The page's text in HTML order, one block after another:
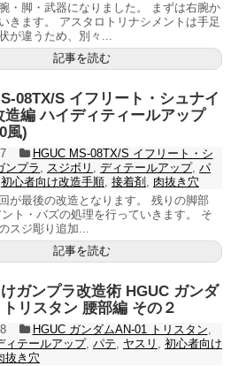
・脚・武器になりました。 まずは右腕か
きます。 アスタロトリナシメントは手足
が違うため、別々...
記事を読む
08TX/S イフリート・シュナイ
造編 ハイディティールアップ
風)
HGUC MS-08TX/S イフリート・シ
ンプラ , スジボリ , ディテールアップ, パ
初心者向け改造手順, 接着剤 , 肉抜き穴
が最後の改造となります。 残りの脚部
ント・バズの処理を行っていきます。 そ
スジ彫り追加...
記事を読む
ガンプラ改造術 HGUC ガンダ
リスタン 腰部編 その２
HGUC ガンダムAN-01 トリスタン,
ィテールアップ, パテ, ヤスリ , 初心者向け
抜き穴